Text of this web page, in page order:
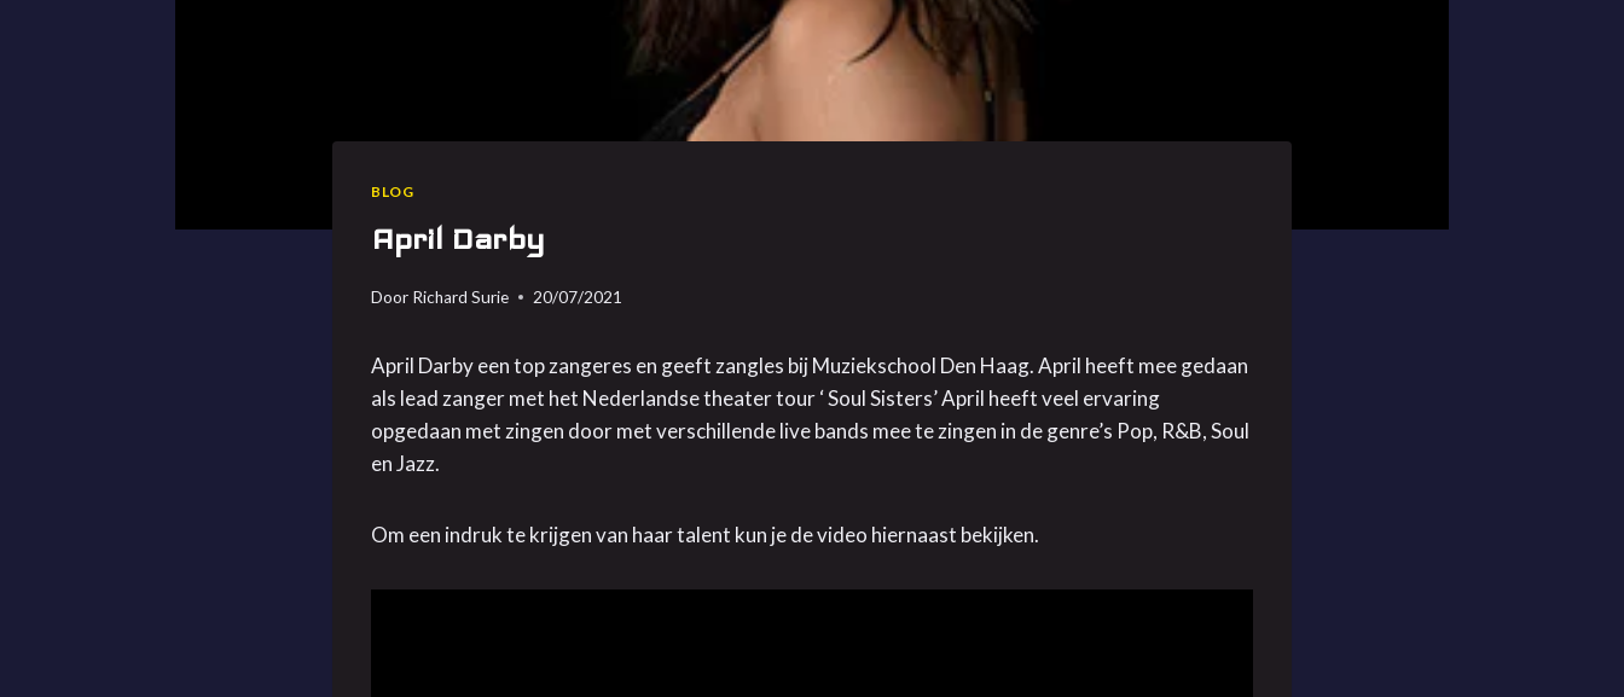
BLOG
April Darby
Door Richard Surie 20/07/2021
April Darby een top zangeres en geeft zangles bij Muziekschool Den Haag. April heeft mee gedaan
als lead zanger met het Nederlandse theater tour ‘ Soul Sisters’ April heeft veel ervaring
opgedaan met zingen door met verschillende live bands mee te zingen in de genre’s Pop, R&B, Soul
en Jazz.
Om een indruk te krijgen van haar talent kun je de video hiernaast bekijken.